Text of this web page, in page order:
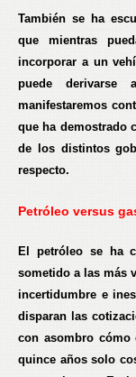
También se ha
que mientras
incorporar a un
puede derivarse
manifestaremos
que ha demostrado
de los distintos
respecto.
Petróleo versus
El petróleo se ha
sometido a las más
incertidumbre e
disparan las
con asombro cómo
quince años solo